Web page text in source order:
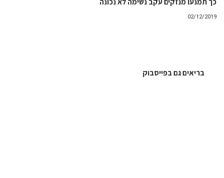
02/12/2019
בריאים גם בפייסבוק